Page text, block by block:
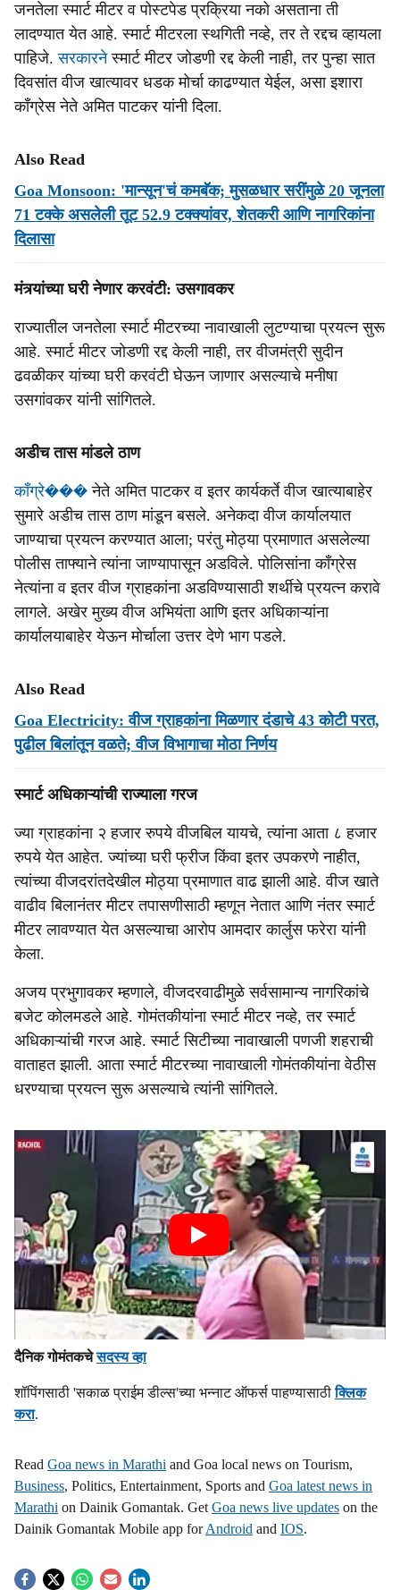
जनतेला स्मार्ट मीटर व पोस्टपेड प्रक्रिया नको असताना ती
लादण्यात येत आहे. स्मार्ट मीटरला स्थगिती नव्हे, तर ते रद्दच व्हायला
पाहिजे.सरकारनेस्मार्ट मीटर जोडणी रद्द केली नाही, तर पुन्हा सात
दिवसांत वीज खात्यावर धडक मोर्चा काढण्यात येईल, असा इशारा
काँग्रेस नेते अमित पाटकर यांनी दिला.
Also Read
Goa Monsoon: 'मान्सून'चं कमबॅक; मुसळधार सरींमुळे 20 जूनला
71 टक्के असलेली तूट 52.9 टक्क्यांवर, शेतकरी आणि नागरिकांना
दिलासा
मंत्र्यांच्या घरी नेणार करवंटी: उसगावकर
राज्यातील जनतेला स्मार्ट मीटरच्या नावाखाली लुटण्याचा प्रयत्न सुरू
आहे. स्मार्ट मीटर जोडणी रद्द केली नाही, तर वीजमंत्री सुदीन
ढवळीकर यांच्या घरी करवंटी घेऊन जाणार असल्याचे मनीषा
उसगांवकर यांनी सांगितले.
अडीच तास मांडले ठाण
काँग्रे���नेते अमित पाटकर व इतर कार्यकर्ते वीज खात्याबाहेर
सुमारे अडीच तास ठाण मांडून बसले. अनेकदा वीज कार्यालयात
जाण्याचा प्रयत्न करण्यात आला; परंतु मोठ्या प्रमाणात असलेल्या
पोलीस ताफ्याने त्यांना जाण्यापासून अडविले. पोलिसांना काँग्रेस
नेत्यांना व इतर वीज ग्राहकांना अडविण्यासाठी शर्थीचे प्रयत्न करावे
लागले. अखेर मुख्य वीज अभियंता आणि इतर अधिकाऱ्यांना
कार्यालयाबाहेर येऊन मोर्चाला उत्तर देणे भाग पडले.
Also Read
Goa Electricity: वीज ग्राहकांना मिळणार दंडाचे 43 कोटी परत,
पुढील बिलांतून वळते; वीज विभागाचा मोठा निर्णय
स्मार्ट अधिकाऱ्यांची राज्याला गरज
ज्या ग्राहकांना २ हजार रुपये वीजबिल यायचे, त्यांना आता ८ हजार
रुपये येत आहेत. ज्यांच्या घरी फ्रीज किंवा इतर उपकरणे नाहीत,
त्यांच्या वीजदरांतदेखील मोठ्या प्रमाणात वाढ झाली आहे. वीज खाते
वाढीव बिलानंतर मीटर तपासणीसाठी म्हणून नेतात आणि नंतर स्मार्ट
मीटर लावण्यात येत असल्याचा आरोप आमदार कार्लुस फरेरा यांनी
केला.
अजय प्रभुगावकर म्हणाले, वीजदरवाढीमुळे सर्वसामान्य नागरिकांचे
बजेट कोलमडले आहे. गोमंतकीयांना स्मार्ट मीटर नव्हे, तर स्मार्ट
अधिकाऱ्यांची गरज आहे. स्मार्ट सिटीच्या नावाखाली पणजी शहराची
वाताहत झाली. आता स्मार्ट मीटरच्या नावाखाली गोमंतकीयांना वेठीस
धरण्याचा प्रयत्न सुरू असल्याचे त्यांनी सांगितले.
दैनिक गोमंतकचेसदस्य व्हा
शॉपिंगसाठी 'सकाळ प्राईम डील्स'च्या भन्नाट ऑफर्स पाहण्यासाठीक्लिक
करा.
Read Goa news in Marathi and Goa local news on Tourism,
Business, Politics, Entertainment, Sports and Goa latest news in
Marathi on Dainik Gomantak. Get Goa news live updates on the
Dainik Gomantak Mobile app forAndroid and IOS.